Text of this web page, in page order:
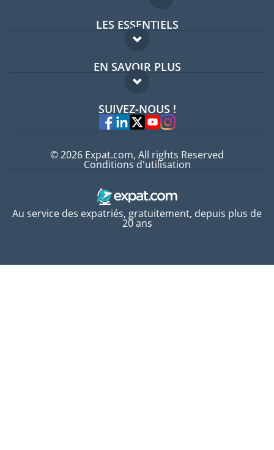
LES ESSENTIELS
Forum expatriés
Guides pays
EN SAVOIR PLUS
FAQ
Experts
SUIVEZ-NOUS !
Au service des expatriés, gratuitement, depuis plus de
20 ans
© 2026 Expat.com, All rights Reserved
Conditions d'utilisation